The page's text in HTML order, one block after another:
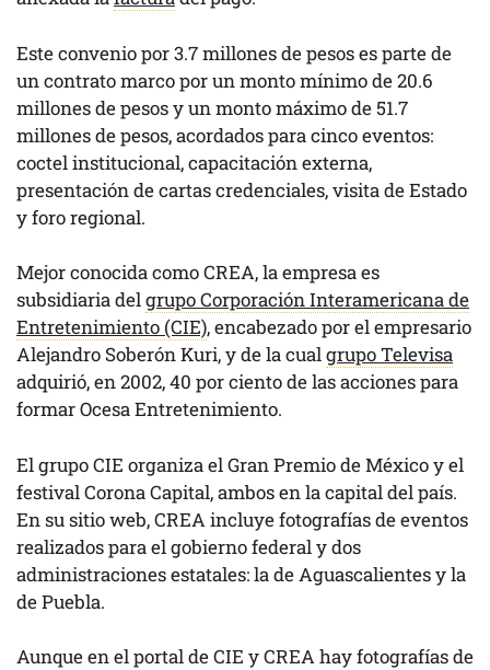
Este convenio por 3.7 millones de pesos es parte de
un contrato marco por un monto mínimo de 20.6
millones de pesos y un monto máximo de 51.7
millones de pesos, acordados para cinco eventos:
coctel institucional, capacitación externa,
presentación de cartas credenciales, visita de Estado
y foro regional.
Mejor conocida como CREA, la empresa es
subsidiaria delgrupo Corporación Interamericana de
Entretenimiento (CIE), encabezado por el empresario
Alejandro Soberón Kuri, y de la cualgrupo Televisa
adquirió, en 2002, 40 por ciento de las acciones para
formar Ocesa Entretenimiento.
El grupo CIE organiza el Gran Premio de México y el
festival Corona Capital, ambos en la capital del país.
En su sitio web, CREA incluye fotografías de eventos
realizados para el gobierno federal y dos
administraciones estatales: la de Aguascalientes y la
de Puebla.
Aunque en el portal de CIE y CREA hay fotografías de